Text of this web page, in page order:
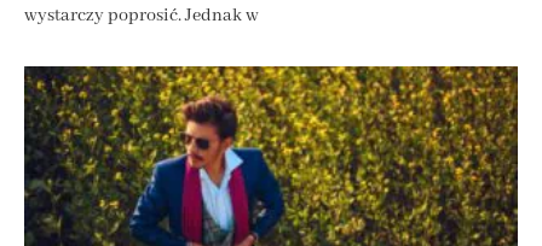
wystarczy poprosić. Jednak w